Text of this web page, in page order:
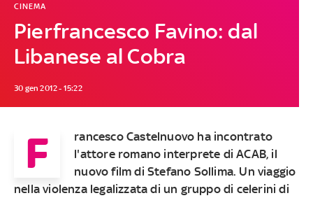
Pierfrancesco Favino: dal
Libanese al Cobra
CINEMA
30 gen 2012 - 15:22
F
rancesco Castelnuovo ha incontrato
l'attore romano interprete di ACAB, il
nuovo film di Stefano Sollima. Un viaggio
nella violenza legalizzata di un gruppo di celerini di